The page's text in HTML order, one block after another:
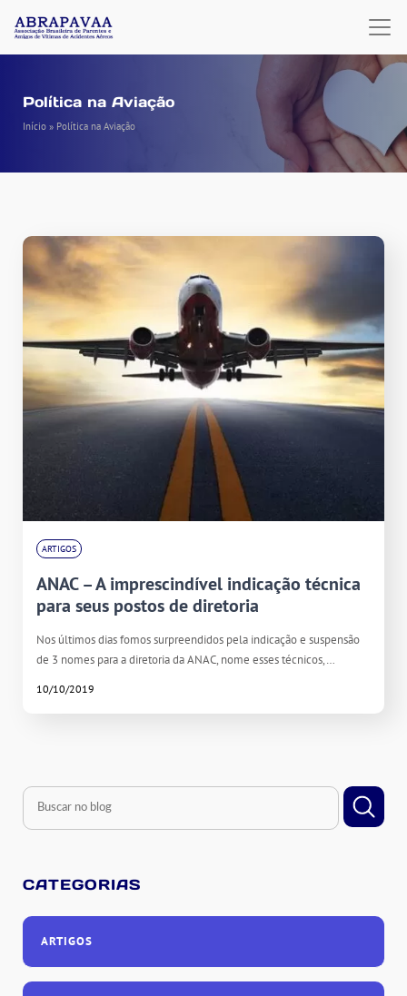
Política na Aviação
Início » Política na Aviação
ARTIGOS
ANAC – A imprescindível indicação técnica
para seus postos de diretoria
Nos últimos dias fomos surpreendidos pela indicação e suspensão
de 3 nomes para a diretoria da ANAC, nome esses técnicos,…
10/10/2019
CATEGORIAS
ARTIGOS